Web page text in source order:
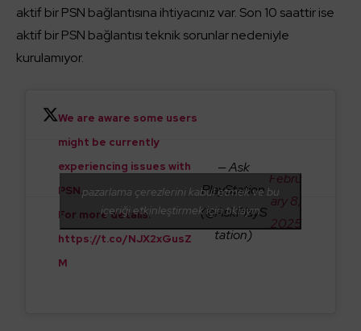
aktif bir PSN bağlantısına ihtiyacınız var. Son 10 saattir ise
aktif bir PSN bağlantısı teknik sorunlar nedeniyle
kurulamıyor.
We are aware some users
might be currently
experiencing issues with
PSN.
For more details:
https://t.co/NJX2xGusZ
M
— Ask
PlayStation
(@AskPlayS
tation)
Febru
ary 8,
2025
pazarlama çerezlerini kabul etmek ve bu
içeriği etkinleştirmek için tıklayın